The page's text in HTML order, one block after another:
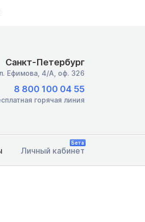
Санкт-Петербург
Ефимова, 4/А, оф. 326
8 800 100 04 55
горячая линия
Личный кабинет
Бета